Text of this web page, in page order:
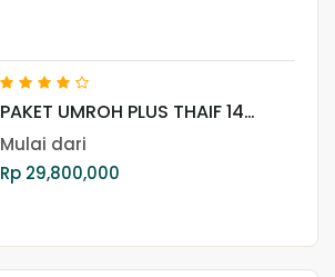
PAKET UMROH PLUS THAIF 14
NOVEMBER 2026
Mulai dari
Rp 29,800,000